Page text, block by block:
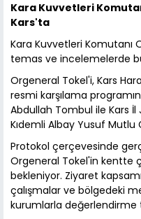
Kara Kuvvetleri
Kars'ta
Kara Kuvvetleri Komutanı
temas ve incelemelerde
Orgeneral Tokel'i, Kars
resmi karşılama
Abdullah Tombul ile Kars
Kıdemli Albay Yusuf Mutlu
Protokol çerçevesinde
Orgeneral Tokel'in kentte
bekleniyor. Ziyaret
çalışmalar ve bölgedeki
kurumlarla değerlendirme